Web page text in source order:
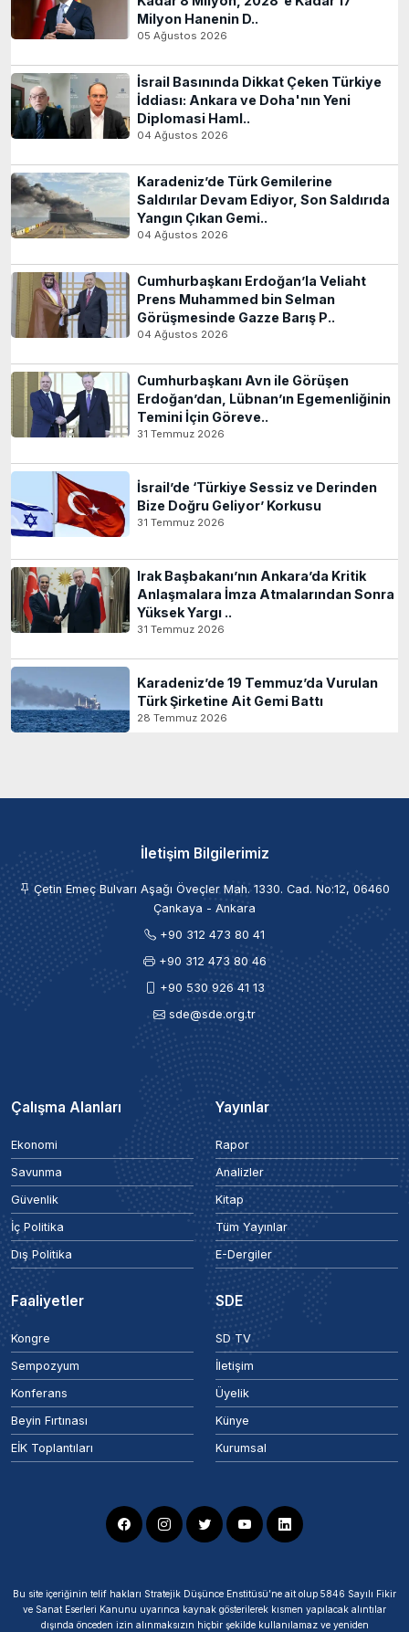
Milyon Hanenin D..
05 Ağustos 2026
İsrail Basınında Dikkat Çeken Türkiye
İddiası: Ankara ve Doha'nın Yeni
Diplomasi Haml..
04 Ağustos 2026
Karadeniz’de Türk Gemilerine
Saldırılar Devam Ediyor, Son Saldırıda
Yangın Çıkan Gemi..
04 Ağustos 2026
Cumhurbaşkanı Erdoğan’la Veliaht
Prens Muhammed bin Selman
Görüşmesinde Gazze Barış P..
04 Ağustos 2026
Cumhurbaşkanı Avn ile Görüşen
Erdoğan’dan, Lübnan’ın Egemenliğinin
Temini İçin Göreve..
31 Temmuz 2026
İsrail’de ‘Türkiye Sessiz ve Derinden
Bize Doğru Geliyor’ Korkusu
31 Temmuz 2026
Irak Başbakanı’nın Ankara’da Kritik
Anlaşmalara İmza Atmalarından Sonra
Yüksek Yargı ..
31 Temmuz 2026
Karadeniz’de 19 Temmuz’da Vurulan
Türk Şirketine Ait Gemi Battı
28 Temmuz 2026
İletişim Bilgilerimiz
Çetin Emeç Bulvarı Aşağı Öveçler Mah. 1330. Cad. No:12, 06460
Çankaya - Ankara
+90 312 473 80 41
+90 312 473 80 46
+90 530 926 41 13
sde@sde.org.tr
Çalışma Alanları
Ekonomi
Savunma
Güvenlik
İç Politika
Dış Politika
Yayınlar
Rapor
Analizler
Kitap
Tüm Yayınlar
E-Dergiler
Faaliyetler
Kongre
Sempozyum
Konferans
Beyin Fırtınası
EİK Toplantıları
SDE
SD TV
İletişim
Üyelik
Künye
Kurumsal
Bu site içeriğinin telif hakları Stratejik Düşünce Enstitüsü’ne ait olup 5846 Sayılı Fikir
ve Sanat Eserleri Kanunu uyarınca kaynak gösterilerek kısmen yapılacak alıntılar
dışında önceden izin alınmaksızın hiçbir şekilde kullanılamaz ve yeniden